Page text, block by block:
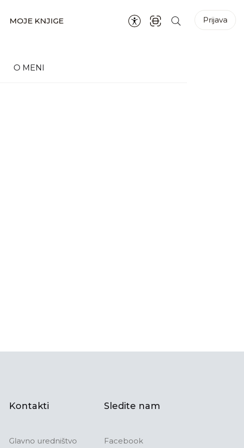
MOJE KNJIGE Prijava
O MENI
Kontakti
Glavno uredništvo
Sledite nam
Facebook